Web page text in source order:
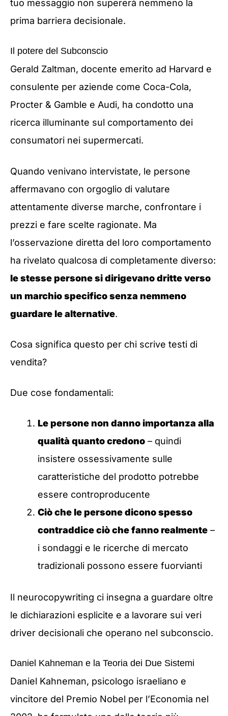
tuo messaggio non supererà nemmeno la
prima barriera decisionale.
Il potere del Subconscio
Gerald Zaltman, docente emerito ad Harvard e
consulente per aziende come Coca-Cola,
Procter & Gamble e Audi, ha condotto una
ricerca illuminante sul comportamento dei
consumatori nei supermercati.
Quando venivano intervistate, le persone
affermavano con orgoglio di valutare
attentamente diverse marche, confrontare i
prezzi e fare scelte ragionate. Ma
l’osservazione diretta del loro comportamento
ha rivelato qualcosa di completamente diverso:
le stesse persone si dirigevano dritte verso
un marchio specifico senza nemmeno
guardare le alternative.
Cosa significa questo per chi scrive testi di
vendita?
Due cose fondamentali:
Le persone non danno importanza alla
qualità quanto credono – quindi
insistere ossessivamente sulle
caratteristiche del prodotto potrebbe
essere controproducente
Ciò che le persone dicono spesso
contraddice ciò che fanno realmente –
i sondaggi e le ricerche di mercato
tradizionali possono essere fuorvianti
Il neurocopywriting ci insegna a guardare oltre
le dichiarazioni esplicite e a lavorare sui veri
driver decisionali che operano nel subconscio.
Daniel Kahneman e la Teoria dei Due Sistemi
Daniel Kahneman, psicologo israeliano e
vincitore del Premio Nobel per l’Economia nel